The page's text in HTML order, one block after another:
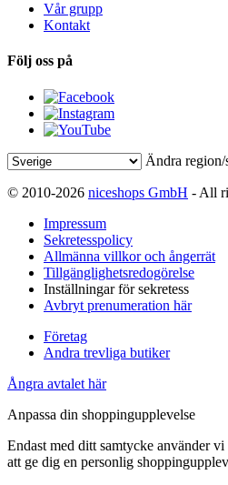
Vår grupp
Kontakt
Följ oss på
Ändra region/
© 2010-2026 niceshops GmbH - All
Impressum
Sekretesspolicy
Allmänna villkor och ångerrät
Tillgänglighetsredogörelse
Inställningar för sekretess
Avbryt prenumeration här
Företag
Andra trevliga butiker
Ångra avtalet här
Anpassa din shoppingupplevelse
Endast med ditt samtycke använder
att ge dig en personlig